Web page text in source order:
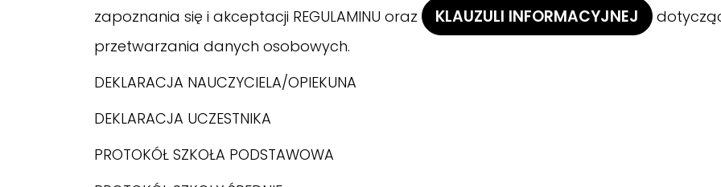
zapoznania się i akceptacji REGULAMINU oraz KLAUZULI INFORMACYJNEJ
przetwarzania danych osobowych.
DEKLARACJA NAUCZYCIELA/OPIEKUNA
DEKLARACJA UCZESTNIKA
PROTOKÓŁ SZKOŁA PODSTAWOWA